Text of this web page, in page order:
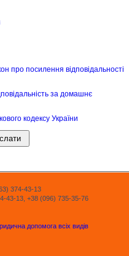
про посилення відповідальності
за домашнє
кодексу України
374-43-13
43-13, +38 (096) 735-35-76
допомога всіх видів